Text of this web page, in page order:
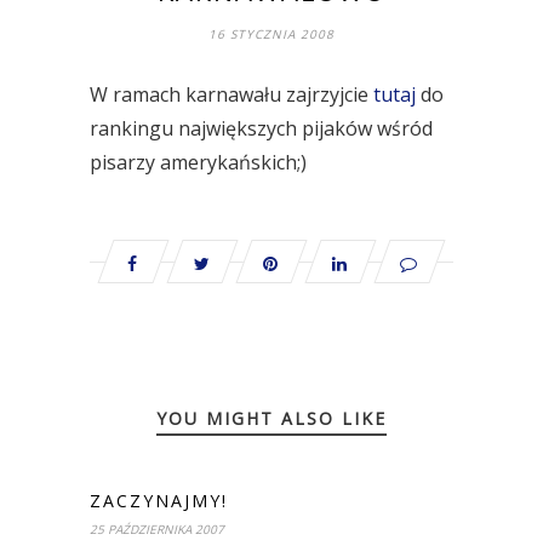
16 STYCZNIA 2008
W ramach karnawału zajrzyjcie tutaj do
rankingu największych pijaków wśród
pisarzy amerykańskich;)
YOU MIGHT ALSO LIKE
ZACZYNAJMY!
25 PAŹDZIERNIKA 2007